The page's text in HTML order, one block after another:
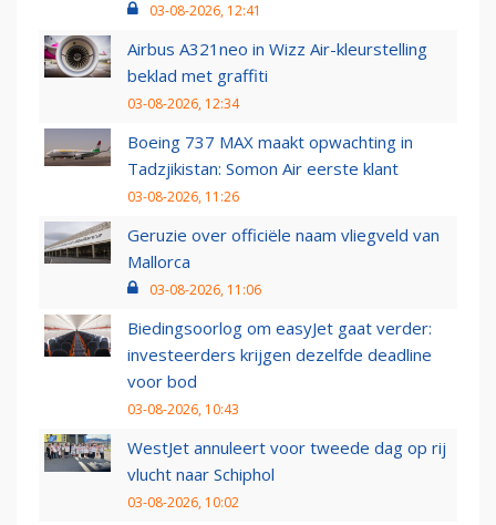
03-08-2026, 12:41
Airbus A321neo in Wizz Air-kleurstelling
beklad met graffiti
03-08-2026, 12:34
Boeing 737 MAX maakt opwachting in
Tadzjikistan: Somon Air eerste klant
03-08-2026, 11:26
Geruzie over officiële naam vliegveld van
Mallorca
03-08-2026, 11:06
Biedingsoorlog om easyJet gaat verder:
investeerders krijgen dezelfde deadline
voor bod
03-08-2026, 10:43
WestJet annuleert voor tweede dag op rij
vlucht naar Schiphol
03-08-2026, 10:02